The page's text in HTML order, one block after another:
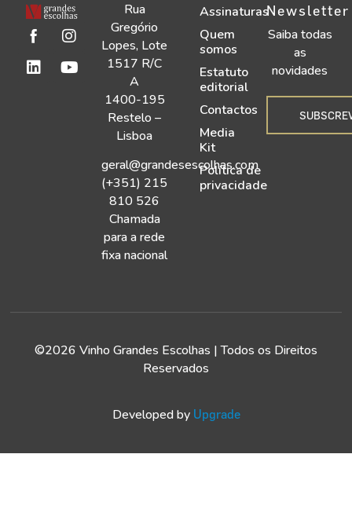
Rua
Gregório
Lopes, Lote
1517 R/C
A
1400-195
Restelo –
Lisboa
geral@grandesescolhas.com
(+351) 215
810 526
Chamada
para a rede
fixa nacional
Assinaturas
Quem
somos
Estatuto
editorial
Contactos
Media
Kit
Política de
privacidade
Newsletter
Saiba todas
as
novidades
©2026 Vinho Grandes Escolhas | Todos os Direitos
Reservados
Developed by Upgrade